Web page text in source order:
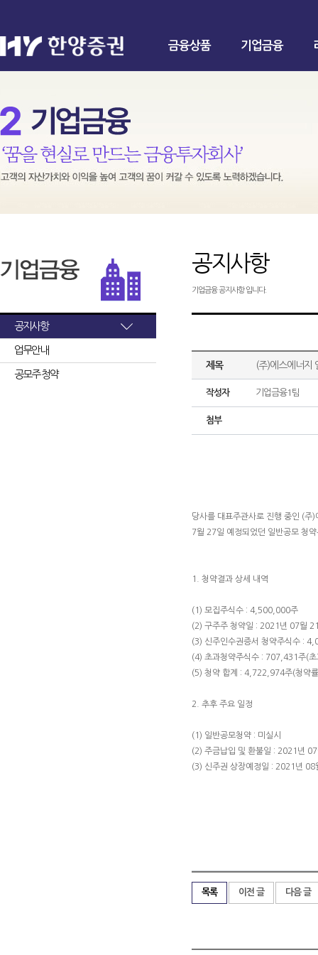
금융상품 기업금융
공지사항
업무안내
공모주 청약
공지사항
기업금융 공지사항 입니다.
제목 (주)에스에너지
작성자 기업금융1팀
첨부
당사를 대표주관사로 진행 중인 (주
7월 27일 예정되었던 일반공모 청
1. 청약결과 상세 내역
(1) 모집주식수 : 4,500,000주
(2) 구주주 청약일 : 2021년 07월
(3) 신주인수권증서 청약주식수 :
(4) 초과청약주식수 : 707,431주(
(5) 청약 합계 : 4,722,974주(청약
2. 추후 주요 일정
(1) 일반공모청약 : 미실시
(2) 주금납입 및 환불일 : 2021년
(3) 신주권 상장예정일 : 2021년 08
목록 이전 글 다음 글